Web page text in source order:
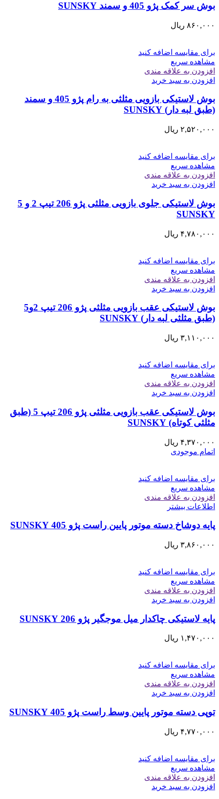
بوش سر کمک پژو 405 و سمند SUNSKY
۸۶۰,۰۰۰ ریال
برای مقایسه اضافه کنید
مشاهده سریع
افزودن به علاقه مندی
افزودن به سبد خرید
بوش لاستیکی بازویی مثلثی به رام پژو 405 و سمند
(طبق لبه دار) SUNSKY
۲,۵۲۰,۰۰۰ ریال
برای مقایسه اضافه کنید
مشاهده سریع
افزودن به علاقه مندی
افزودن به سبد خرید
بوش لاستیکی جلوی بازویی مثلثی پژو 206 تیپ 2 و 5
SUNSKY
۴,۷۸۰,۰۰۰ ریال
برای مقایسه اضافه کنید
مشاهده سریع
افزودن به علاقه مندی
افزودن به سبد خرید
بوش لاستیکی عقب بازویی مثلثی پژو 206 تیپ 2و5
(طبق مثلثی لبه دار) SUNSKY
۳,۱۱۰,۰۰۰ ریال
برای مقایسه اضافه کنید
مشاهده سریع
افزودن به علاقه مندی
افزودن به سبد خرید
بوش لاستیکی عقب بازویی مثلثی پژو 206 تیپ 5 (طبق
مثلثی کوتاه) SUNSKY
۴,۳۷۰,۰۰۰ ریال
اتمام موجودی
برای مقایسه اضافه کنید
مشاهده سریع
افزودن به علاقه مندی
اطلاعات بیشتر
پایه دوشاخ دسته موتور پایین راست پژو 405 SUNSKY
۳,۸۶۰,۰۰۰ ریال
برای مقایسه اضافه کنید
مشاهده سریع
افزودن به علاقه مندی
افزودن به سبد خرید
پایه لاستیکی چاکدار میل موجگیر پژو 206 SUNSKY
۱,۴۷۰,۰۰۰ ریال
برای مقایسه اضافه کنید
مشاهده سریع
افزودن به علاقه مندی
افزودن به سبد خرید
توپی دسته موتور پایین وسط راست پژو 405 SUNSKY
۴,۷۷۰,۰۰۰ ریال
برای مقایسه اضافه کنید
مشاهده سریع
افزودن به علاقه مندی
افزودن به سبد خرید